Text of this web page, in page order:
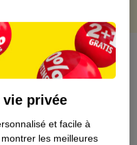
vie privée
et facile à
les meilleures